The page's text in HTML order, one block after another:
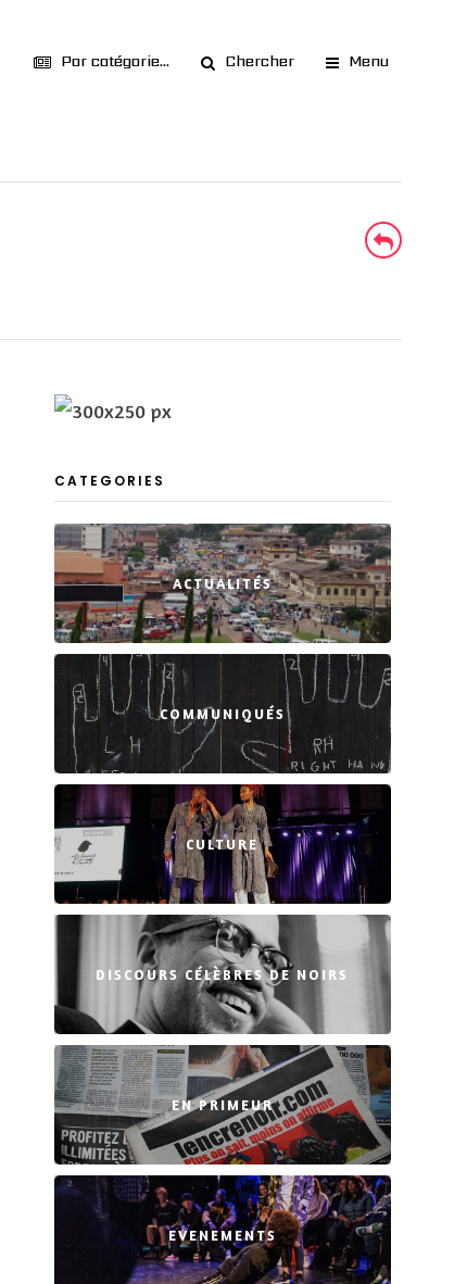
Par catégorie... Chercher Menu
CATEGORIES
ACTUALITÉS
COMMUNIQUÉS
CULTURE
DISCOURS CÉLÈBRES DE NOIRS
EN PRIMEUR
EVENEMENTS